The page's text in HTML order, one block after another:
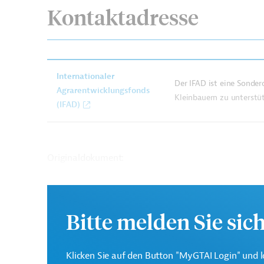
Kontaktadresse
Internationaler
Agrarentwicklungsfonds
(IFAD)
Der IFAD ist eine
Kleinbauern zu
Entwicklungszusammenarbeit
Tierzucht
Bitte melden Sie
Klicken Sie auf den Button "MyGTAI Login" und